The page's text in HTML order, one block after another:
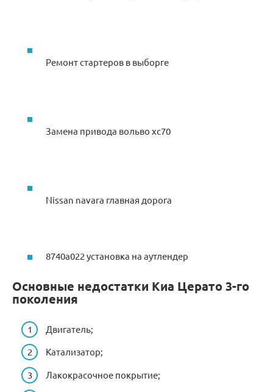
Ремонт стартеров в выборге
Замена привода вольво хс70
Nissan navara главная дорога
8740a022 установка на аутлендер
Основные недостатки Киа Церато 3-го
поколения
Двигатель;
Катализатор;
Лакокрасочное покрытие;